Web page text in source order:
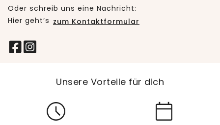
Oder schreib uns eine Nachricht:
Hier geht’s zum Kontaktformular
Unsere Vorteile für dich